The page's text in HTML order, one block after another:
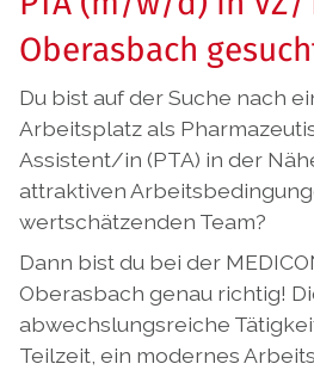
Oberasbach
Du bist auf der Suche nach
Arbeitsplatz als
Assistent/in (PTA) in der
attraktiven
wertschätzenden Team?
Dann bist du bei der
Oberasbach genau richtig!
abwechslungsreiche
Teilzeit, ein modernes